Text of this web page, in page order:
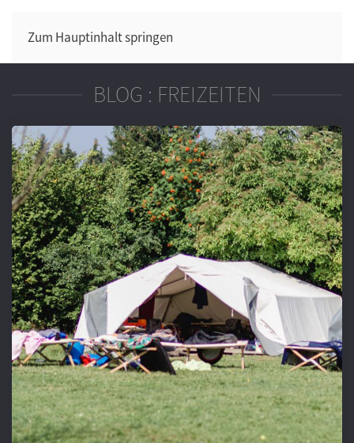
Zum Hauptinhalt springen
BLOG : FREIZEITEN